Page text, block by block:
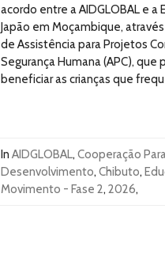
acordo entre a AIDGLOBAL e a
Japão em Moçambique,
de Assistência para Projetos
Segurança Humana (APC), que
beneficiar as crianças que
In AIDGLOBAL, Cooperação
Desenvolvimento, Chibuto,
Movimento - Fase 2, 2026,